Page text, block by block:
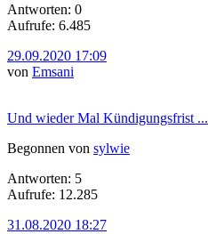
Antworten: 0
Aufrufe: 6.485
29.09.2020 17:09
von Emsani
Und wieder Mal Kündigungsfrist ...
Begonnen von sylwie
Antworten: 5
Aufrufe: 12.285
31.08.2020 18:27